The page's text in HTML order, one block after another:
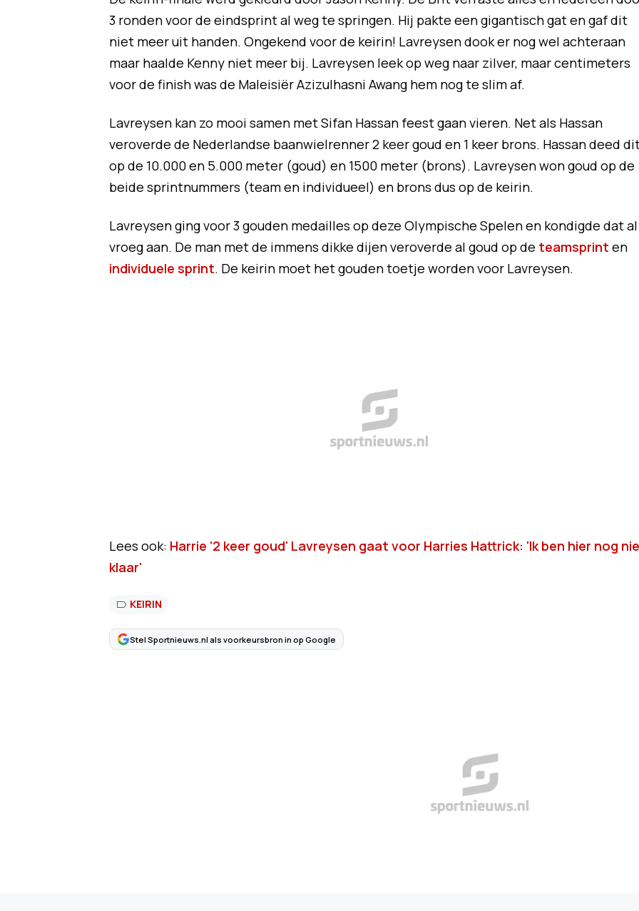
3 ronden voor de eindsprint al weg te springen. Hij pakte een gigantisch gat en gaf dit
niet meer uit handen. Ongekend voor de keirin! Lavreysen dook er nog wel achteraan
maar haalde Kenny niet meer bij. Lavreysen leek op weg naar zilver, maar centimeters
voor de finish was de Maleisiër Azizulhasni Awang hem nog te slim af.
Lavreysen kan zo mooi samen met Sifan Hassan feest gaan vieren. Net als Hassan
veroverde de Nederlandse baanwielrenner 2 keer goud en 1 keer brons. Hassan deed
op de 10.000 en 5.000 meter (goud) en 1500 meter (brons). Lavreysen won goud op de
beide sprintnummers (team en individueel) en brons dus op de keirin.
Lavreysen ging voor 3 gouden medailles op deze Olympische Spelen en kondigde dat al
vroeg aan. De man met de immens dikke dijen veroverde al goud op de teamsprint en
individuele sprint. De keirin moet het gouden toetje worden voor Lavreysen.
Lees ook: Harrie '2 keer goud' Lavreysen gaat voor Harries Hattrick: 'Ik ben hier nog
klaar'
KEIRIN
Stel Sportnieuws.nl als voorkeursbron in op Google